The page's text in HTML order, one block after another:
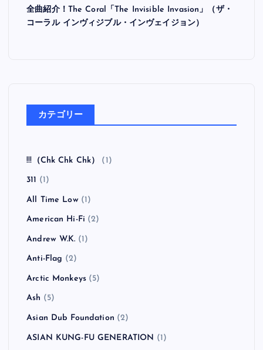
全曲紹介！The Coral「The Invisible Invasion」（ザ・
コーラル インヴィジブル・インヴェイジョン）
カテゴリー
!!!（Chk Chk Chk） (1)
311 (1)
All Time Low(1)
American Hi-Fi (2)
Andrew W.K. (1)
Anti-Flag (2)
Arctic Monkeys (5)
Ash (5)
Asian Dub Foundation (2)
ASIAN KUNG-FU GENERATION (1)